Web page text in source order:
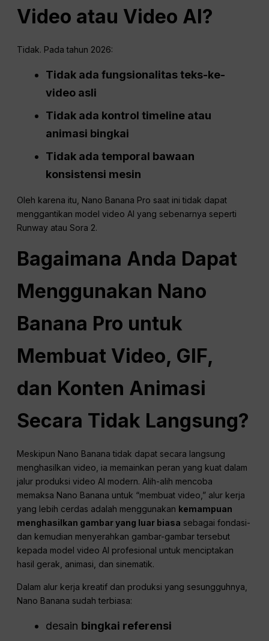
Video atau Video AI?
Tidak. Pada tahun 2026:
Tidak ada fungsionalitas teks-ke-
video asli
Tidak ada kontrol timeline atau
animasi bingkai
Tidak ada temporal bawaan
konsistensi mesin
Oleh karena itu, Nano Banana Pro saat ini tidak dapat
menggantikan model video AI yang sebenarnya seperti
Runway atau Sora 2.
Bagaimana Anda Dapat
Menggunakan Nano
Banana Pro untuk
Membuat Video, GIF,
dan Konten Animasi
Secara Tidak Langsung?
Meskipun Nano Banana tidak dapat secara langsung
menghasilkan video, ia memainkan peran yang kuat dalam
jalur produksi video AI modern. Alih-alih mencoba
memaksa Nano Banana untuk “membuat video,” alur kerja
yang lebih cerdas adalah menggunakan kemampuan
menghasilkan gambar yang luar biasa sebagai fondasi-
dan kemudian menyerahkan gambar-gambar tersebut
kepada model video AI profesional untuk menciptakan
hasil gerak, animasi, dan sinematik.
Dalam alur kerja kreatif dan produksi yang sesungguhnya,
Nano Banana sudah terbiasa:
desain bingkai referensi